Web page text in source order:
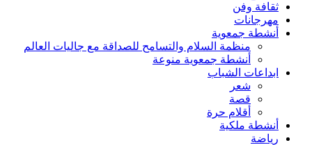
ثقافة وفن
مهرجانات
أنشطة جمعوية
منظمة السلام والتسامح للصداقة مع جاليات العالم
أنشطة جمعوية منوعة
ابداعات الشباب
شعر
قصة
أقلام حرة
أنشطة ملكية
رياضة